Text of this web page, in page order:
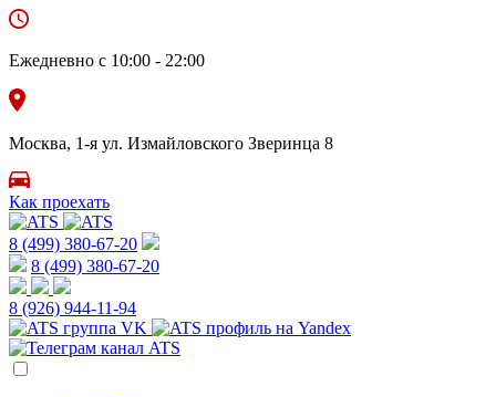
Ежедневно с 10:00 - 22:00
Москва, 1-я ул. Измайловского Зверинца 8
Как проехать
8 (499) 380-67-20
8 (499) 380-67-20
8 (926) 944-11-94